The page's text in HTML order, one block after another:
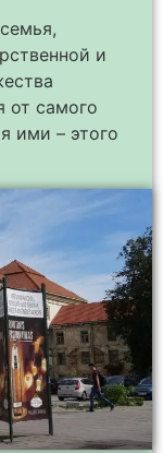
и
от самого
ими – этого